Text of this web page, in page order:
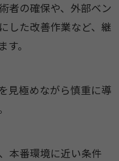
者の確保や、外部ベン
した改善作業など、継
。
見極めながら慎重に導
本番環境に近い条件